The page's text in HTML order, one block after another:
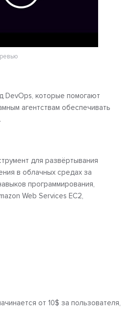
DevOps, которые помогают
агентствам обеспечивать
для развёртывания
в облачных средах за
программирования,
Web Services EC2,
от 10$ за пользователя,